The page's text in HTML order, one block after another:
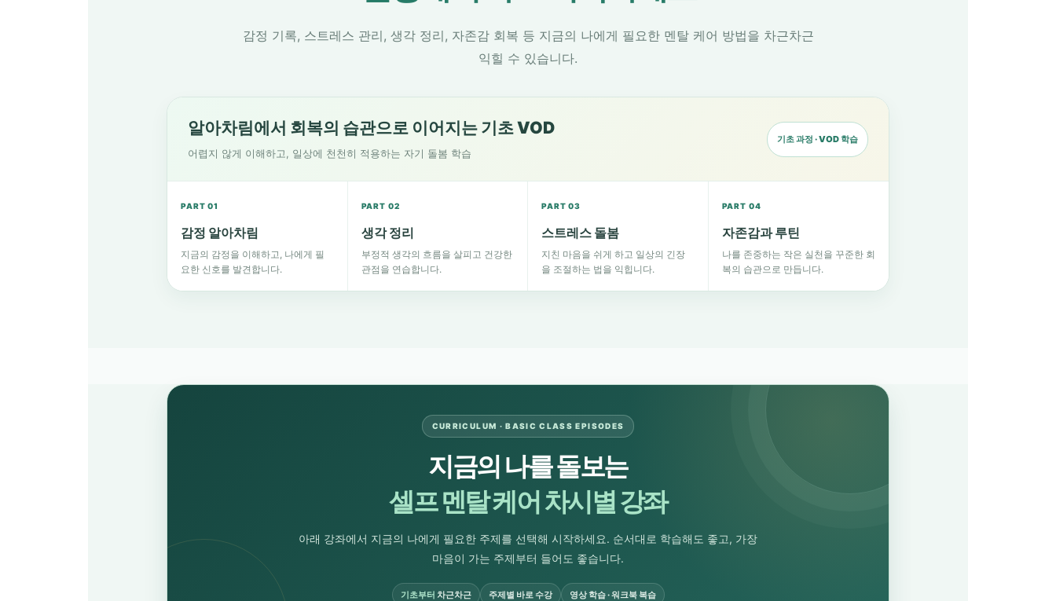
감정 기록, 스트레스 관리, 생각 정리, 자존감 회복 등 지금의 나에게 필요한 멘탈 케어 방법을 차근차근
익힐 수 있습니다.
알아차림에서 회복의 습관으로 이어지는 기초 VOD
어렵지 않게 이해하고, 일상에 천천히 적용하는 자기 돌봄 학습
기초 과정 · VOD 학습
PART 01
감정 알아차림
지금의 감정을 이해하고, 나에게 필
요한 신호를 발견합니다.
PART 02
생각 정리
부정적 생각의 흐름을 살피고 건강한
관점을 연습합니다.
PART 03
스트레스 돌봄
지친 마음을 쉬게 하고 일상의 긴장
을 조절하는 법을 익힙니다.
PART 04
자존감과 루틴
나를 존중하는 작은 실천을 꾸준한 회
복의 습관으로 만듭니다.
CURRICULUM · BASIC CLASS EPISODES
지금의 나를 돌보는
셀프 멘탈 케어 차시별 강좌
아래 강좌에서 지금의 나에게 필요한 주제를 선택해 시작하세요. 순서대로 학습해도 좋고, 가장
마음이 가는 주제부터 들어도 좋습니다.
기초부터 차근차근 주제별 바로 수강 영상 학습 · 워크북 복습